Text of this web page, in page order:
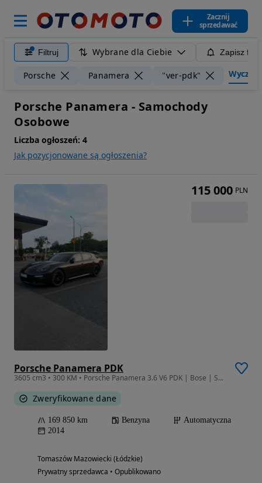
Zacznij
sprzedawać
Filtruj Wybrane dla Ciebie Zapisz
Porsche Panamera "ver-pdk"
Porsche Panamera - Samochody
Osobowe
Liczba ogłoszeń: 4
Jak pozycjonowane są ogłoszenia?
Porsche Panamera PDK
3605 cm3 • 300 KM • Porsche Panamera 3.6 V6 PDK | Bose | Szyberdach | Kamera | 20” | Lift
Zweryfikowane dane
169 850 km Benzyna
Automatyczna
2014
Tomaszów Mazowiecki (Łódzkie)
Prywatny sprzedawca • Opublikowano
115 000 PLN